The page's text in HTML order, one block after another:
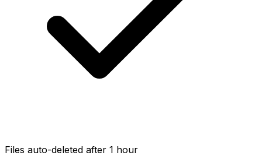
Files auto-deleted after 1 hour